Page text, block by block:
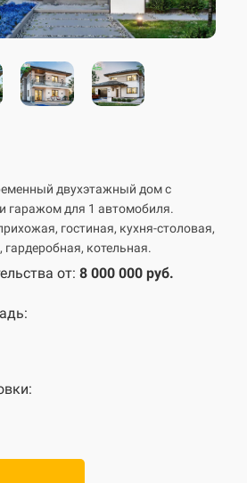
двухэтажный дом с
гаражом для 1 автомобиля.
гостиная, кухня-столовая,
гардеробная, котельная.
от: 8 000 000 руб.
: